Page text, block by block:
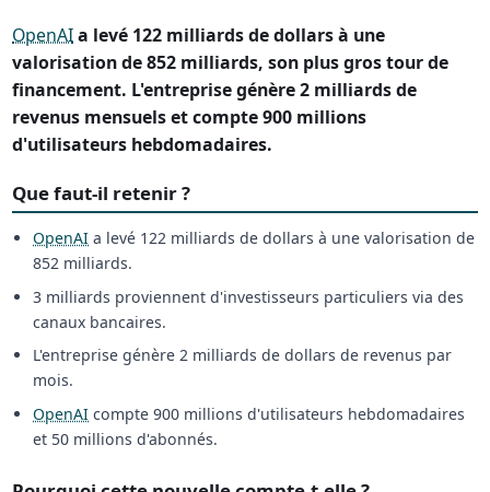
OpenAIa levé 122 milliards de dollars à une
valorisation de 852 milliards, son plus gros tour de
financement. L'entreprise génère 2 milliards de
revenus mensuels et compte 900 millions
d'utilisateurs hebdomadaires.
Que faut-il retenir ?
OpenAI a levé 122 milliards de dollars à une valorisation de
852 milliards.
3 milliards proviennent d'investisseurs particuliers via des
canaux bancaires.
L'entreprise génère 2 milliards de dollars de revenus par
mois.
OpenAI compte 900 millions d'utilisateurs hebdomadaires
et 50 millions d'abonnés.